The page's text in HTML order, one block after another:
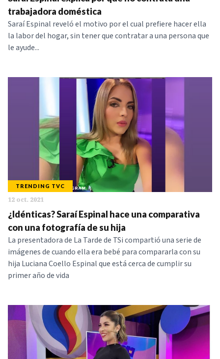
NOTICIAS
SERIES
trabajadora doméstica
Saraí Espinal reveló el motivo por el cual prefiere hacer ella
la labor del hogar, sin tener que contratar a una persona que
le ayude...
TRENDING TVC
12 oct. 2021
¿Idénticas? Saraí Espinal hace una comparativa
con una fotografía de su hija
La presentadora de La Tarde de TSi compartió una serie de
imágenes de cuando ella era bebé para compararla con su
hija Luciana Coello Espinal que está cerca de cumplir su
primer año de vida